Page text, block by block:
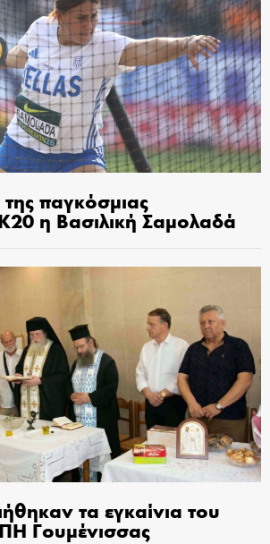
παγκόσμιας
η Βασιλική Σαμολαδά
τα εγκαίνια του
Γουμένισσας